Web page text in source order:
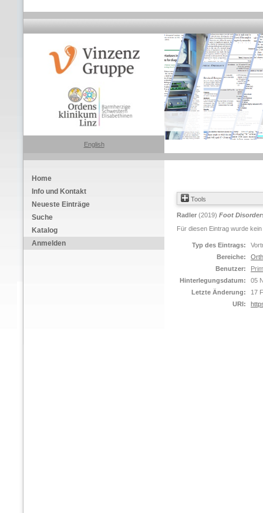
English
Home
Info und Kontakt
Neueste Einträge
Suche
Katalog
Anmelden
Tools
Radler (2019) Foot
Für diesen Eintrag wurde
Typ des Eintrags:
Bereiche:
Benutzer:
Hinterlegungsdatum:
05
Letzte Änderung:
17
URI: